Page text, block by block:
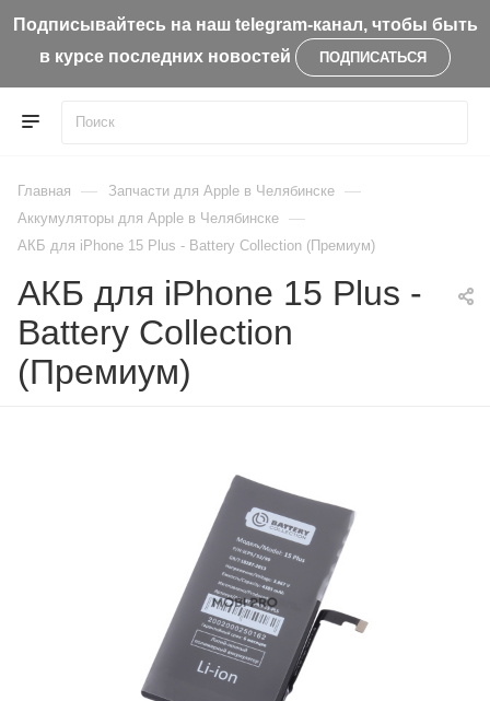
Подписывайтесь на наш telegram-канал, чтобы быть
в курсе последних новостей
ПОДПИСАТЬСЯ
Главная — Запчасти для Apple в Челябинске —
Aккумуляторы для Apple в Челябинске —
АКБ для iPhone 15 Plus - Battery Collection (Премиум)
АКБ для iPhone 15 Plus -
Battery Collection
(Премиум)